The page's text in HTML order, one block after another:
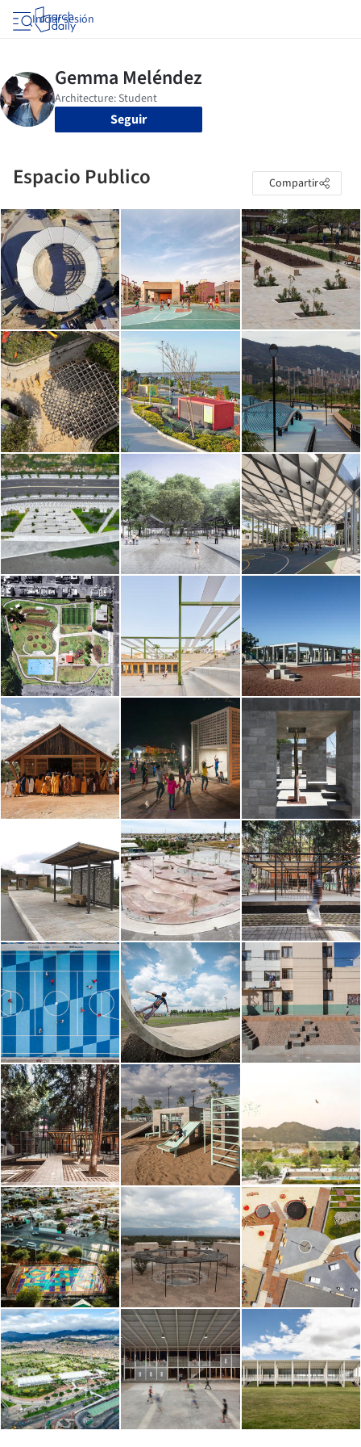
Iniciar sesión
Seguir
Espacio Publico Compartir